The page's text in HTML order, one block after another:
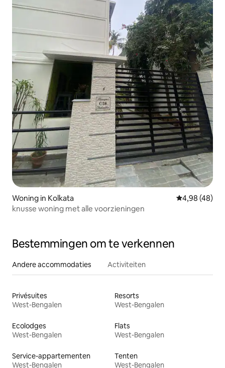
Woning in Kolkata Gemiddelde
4,98 (48)
knusse woning met alle voorzieningen
Bestemmingen om te verkennen
Andere accommodaties Activiteiten
Privésuites
West-Bengalen
Resorts
West-Bengalen
Ecolodges
West-Bengalen
Flats
West-Bengalen
Service-appartementen
West-Bengalen
Tenten
West-Bengalen